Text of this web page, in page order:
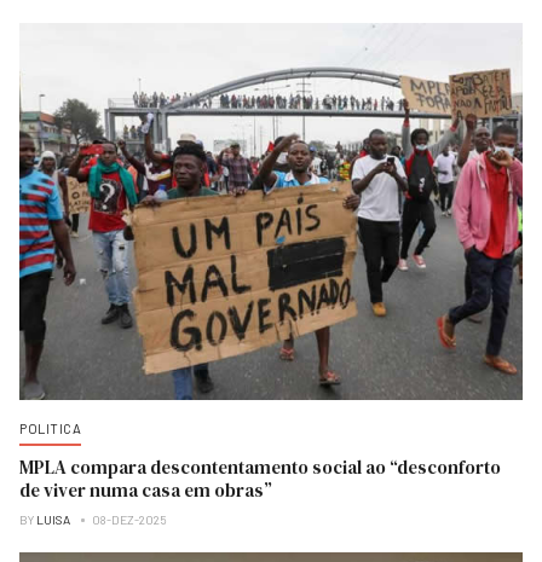
POLITICA
MPLA compara descontentamento social ao “desconforto
de viver numa casa em obras”
BY LUISA 08-DEZ-2025